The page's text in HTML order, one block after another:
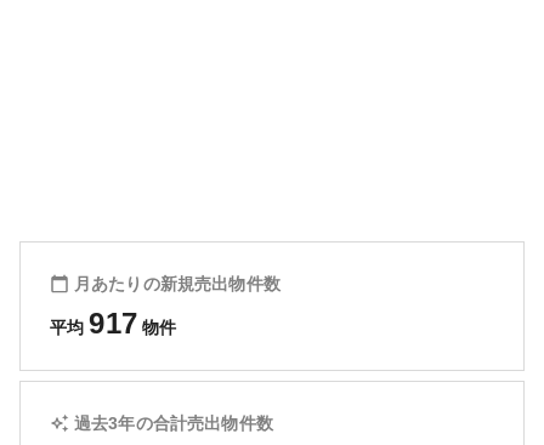
月あたりの新規売出物件数
平均 917 物件
過去3年の合計売出物件数